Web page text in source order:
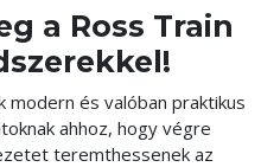
a Ross Train
és valóban praktikus
ahhoz, hogy végre
teremthessenek az